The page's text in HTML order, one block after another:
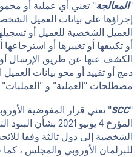
"المعالجة" تعني أي عملية أو
إجراؤها على بيانات العميل
العميل الشخصية للعميل أو
أو تكييفها أو تغييرها أو
الكشف عنها عن طريق الإرسال أو
دمج أو تقييد أو محو بيانات
مصطلحات "العملية" و "العمليات"
"
SCC
المؤرخ 4 يونيو 2021
للبرلمان الأوروبي والمجلس ، كما